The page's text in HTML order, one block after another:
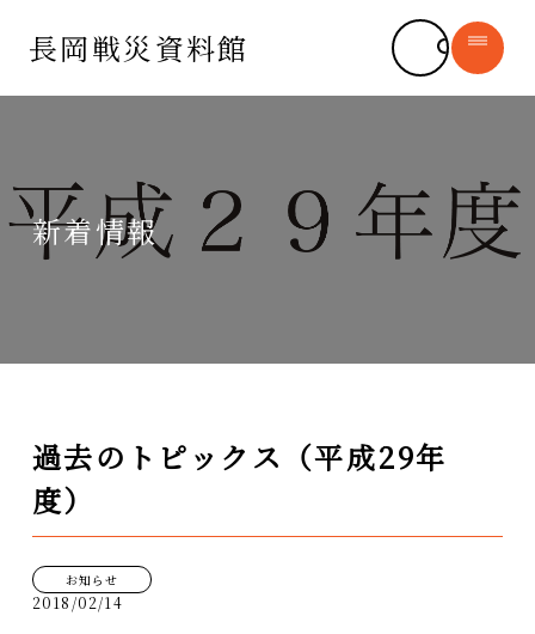
長岡戦災資料館
長岡戦災資料館
syomu@city.nagaoka.lg.jp
─ 長岡空襲体験証言
長岡空襲と平和を学ぶ
慰霊と平和への祈り
（慰霊行事）
施設紹介
プライバシーポリシー
新着情報
過去のトピックス（平成29年
度）
お知らせ
2018/02/14